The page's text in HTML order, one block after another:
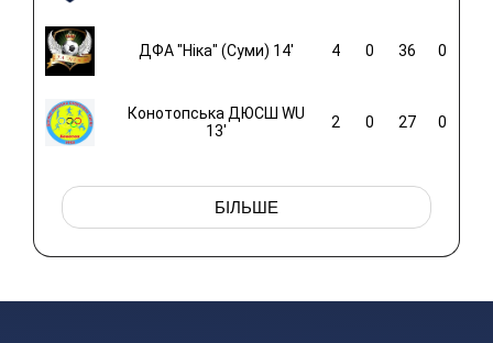
ДФА "Ніка" (Суми) 14' 4 0 36 0
Конотопська ДЮСШ WU
13'
2 0 27 0
БІЛЬШЕ